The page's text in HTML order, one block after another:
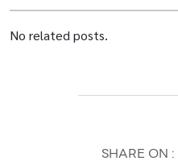
No related posts.
SHARE ON :